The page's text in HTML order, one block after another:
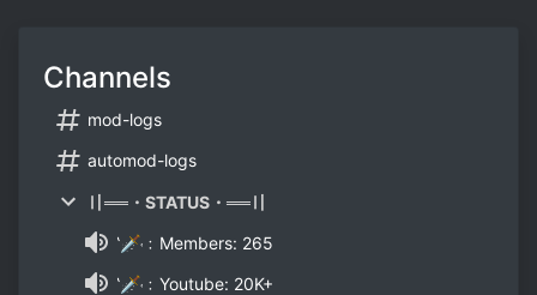
Channels
mod-logs
automod-logs
〢══・STATUS・══〢
‛🗡˓﹕Members: 265
‛🗡˓﹕Youtube: 20K+